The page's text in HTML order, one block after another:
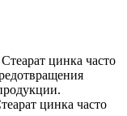
цинка часто
цинка часто